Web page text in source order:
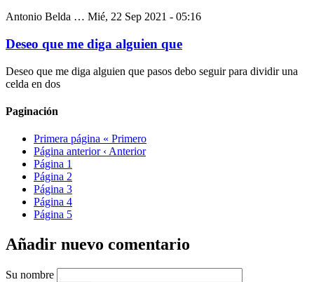
Antonio Belda … Mié, 22 Sep 2021 - 05:16
Deseo que me diga alguien que
Deseo que me diga alguien que pasos debo seguir para dividir una
celda en dos
Paginación
Primera página « Primero
Página anterior ‹ Anterior
Página 1
Página 2
Página 3
Página 4
Página 5
Añadir nuevo comentario
Su nombre